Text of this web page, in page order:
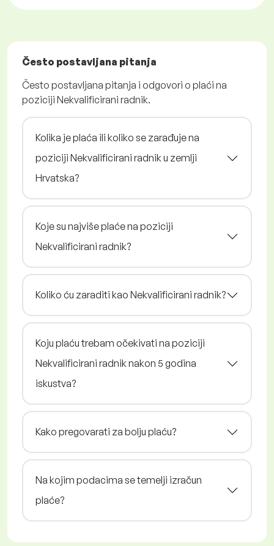
Često postavljana pitanja
Često postavljana pitanja i odgovori o plaći na
poziciji Nekvalificirani radnik.
Kolika je plaća ili koliko se zarađuje na
poziciji Nekvalificirani radnik u zemlji
Hrvatska?
Koje su najviše plaće na poziciji
Nekvalificirani radnik?
Koliko ću zaraditi kao Nekvalificirani radnik?
Koju plaću trebam očekivati na poziciji
Nekvalificirani radnik nakon 5 godina
iskustva?
Kako pregovarati za bolju plaću?
Na kojim podacima se temelji izračun
plaće?